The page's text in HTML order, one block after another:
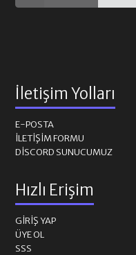
İletişim Yolları
E-POSTA
İLETIŞIM FORMU
DISCORD SUNUCUMUZ
Hızlı Erişim
GIRIŞ YAP
ÜYE OL
SSS